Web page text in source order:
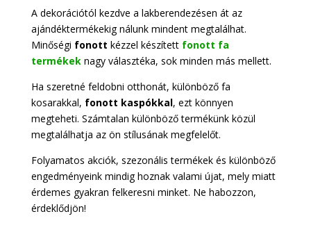
A dekorációtól kezdve a lakberendezésen át az
ajándéktermékekig nálunk mindent megtalálhat.
Minőségi fonott kézzel készített fonott fa
termékeknagy választéka, sok minden más mellett.
Ha szeretné feldobni otthonát, különböző fa
kosarakkal, fonott kaspókkal, ezt könnyen
megteheti. Számtalan különböző termékünk közül
megtalálhatja az ön stílusának megfelelőt.
Folyamatos akciók, szezonális termékek és különböző
engedményeink mindig hoznak valami újat, mely miatt
érdemes gyakran felkeresni minket. Ne habozzon,
érdeklődjön!